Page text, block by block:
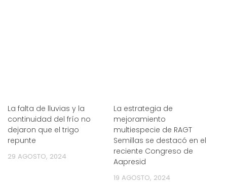
La falta de lluvias y la
continuidad del frío no
dejaron que el trigo
repunte
29 AGOSTO, 2024
La estrategia de
mejoramiento
multiespecie de RAGT
Semillas se destacó en el
reciente Congreso de
Aapresid
19 AGOSTO, 2024